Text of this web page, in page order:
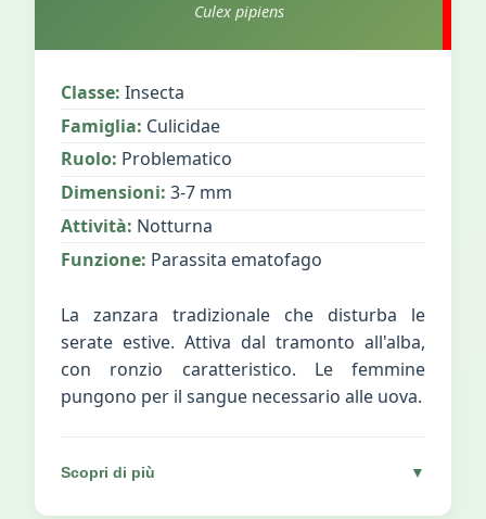
Culex pipiens
Classe: Insecta
Famiglia: Culicidae
Ruolo: Problematico
Dimensioni: 3-7 mm
Attività: Notturna
Funzione: Parassita ematofago
La zanzara tradizionale che disturba le
serate estive. Attiva dal tramonto all'alba,
con ronzio caratteristico. Le femmine
pungono per il sangue necessario alle uova.
Scopri di più ▼